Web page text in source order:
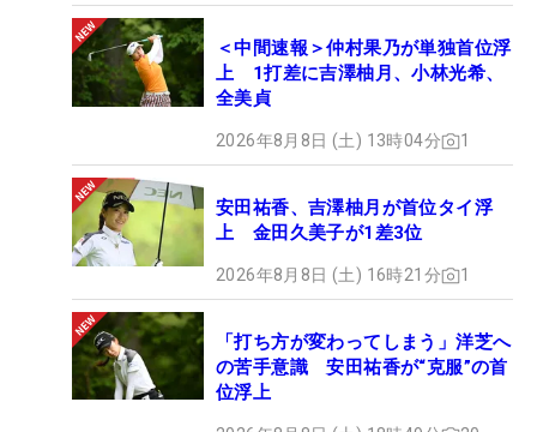
＜中間速報＞仲村果乃が単独首位浮
上 1打差に吉澤柚月、小林光希、
全美貞
2026年8月8日 (土) 13時04分 1
安田祐香、吉澤柚月が首位タイ浮
上 金田久美子が1差3位
2026年8月8日 (土) 16時21分 1
「打ち方が変わってしまう」洋芝へ
の苦手意識 安田祐香が“克服”の首
位浮上